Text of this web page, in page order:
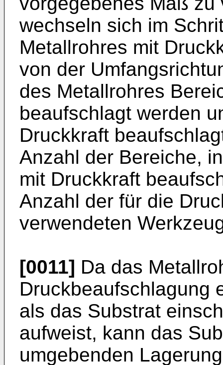
wechseln sich im
Metallrohres mit
von der
des Metallrohres
beaufschlagt werden
Druckkraft
Anzahl der Bereiche,
mit Druckkraft
Anzahl der für die
verwendeten
[0011] Da das
Druckbeaufschlagung
als das Substrat
aufweist, kann das
umgebenden